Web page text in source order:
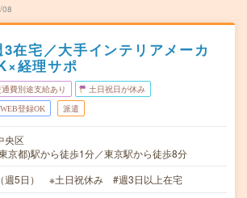
08
在宅／大手インテリアメーカ
経理サポ
通費別途支給あり 土日祝日が休み
WEB登録OK 派遣
央区
京都)駅から徒歩1分／東京駅から徒歩8分
週5日） ※土日祝休み #週3日以上在宅